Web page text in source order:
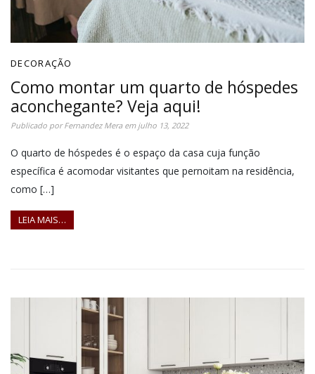
DECORAÇÃO
Como montar um quarto de hóspedes
aconchegante? Veja aqui!
Publicado porFernandez Meraem julho 13, 2022
O quarto de hóspedes é o espaço da casa cuja função
específica é acomodar visitantes que pernoitam na residência,
como […]
LEIA MAIS…